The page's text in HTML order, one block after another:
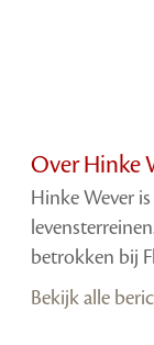
Over Hinke
Hinke Wever
betrokken bij
Bekijk alle